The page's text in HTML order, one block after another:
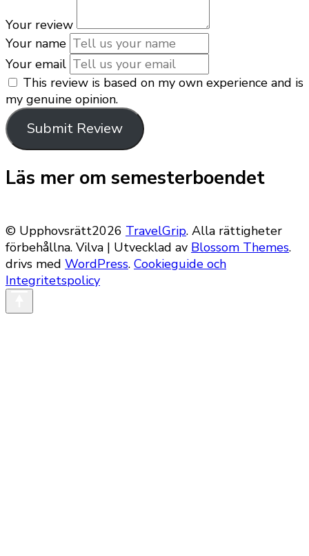
Your review
Your name
Your email
This review is based on my own experience and is
my genuine opinion.
Submit Review
Läs mer om semesterboendet
© Upphovsrätt2026 TravelGrip. Alla rättigheter
förbehållna. Vilva | Utvecklad av Blossom Themes.
drivs med WordPress. Cookieguide och
Integritetspolicy